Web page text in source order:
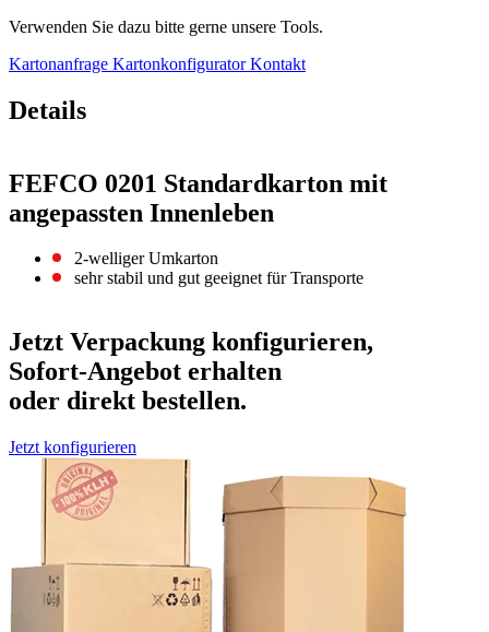
Verwenden Sie dazu bitte gerne unsere Tools.
Kartonanfrage KartonkonfiguratorKontakt
Details
FEFCO 0201 Standardkarton mit
angepassten Innenleben
2-welliger Umkarton
sehr stabil und gut geeignet für Transporte
Jetzt Verpackung konfigurieren,
Sofort-Angebot erhalten
oder direkt bestellen.
Jetzt konfigurieren